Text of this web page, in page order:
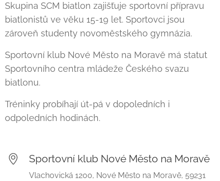
Skupina SCM biatlon zajišťuje sportovní přípravu
biatlonistů ve věku 15-19 let. Sportovci jsou
zároveň studenty novoměstského gymnázia.
Sportovní klub Nové Město na Moravě má statut
Sportovního centra mládeže Českého svazu
biatlonu.
Tréninky probíhají út-pá v dopoledních i
odpoledních hodinách.
Sportovní klub Nové Město na Moravě
Vlachovická 1200, Nové Město na Moravě, 59231